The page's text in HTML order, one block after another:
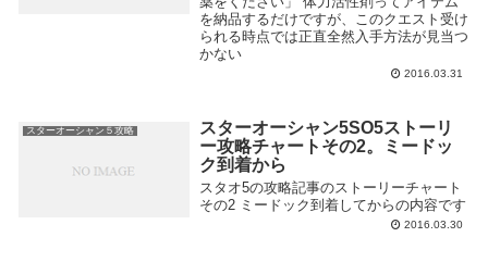
を納品するだけですが、このクエスト受け
られる時点では正直全然入手方法が見当つ
かない
2016.03.31
スターオーシャン５攻略
スターオーシャン5SO5ストーリ
ー攻略チャートその2。ミードッ
ク到着から
スタオ5の攻略記事のストーリーチャート
その2 ミードック到着してからの内容です
2016.03.30